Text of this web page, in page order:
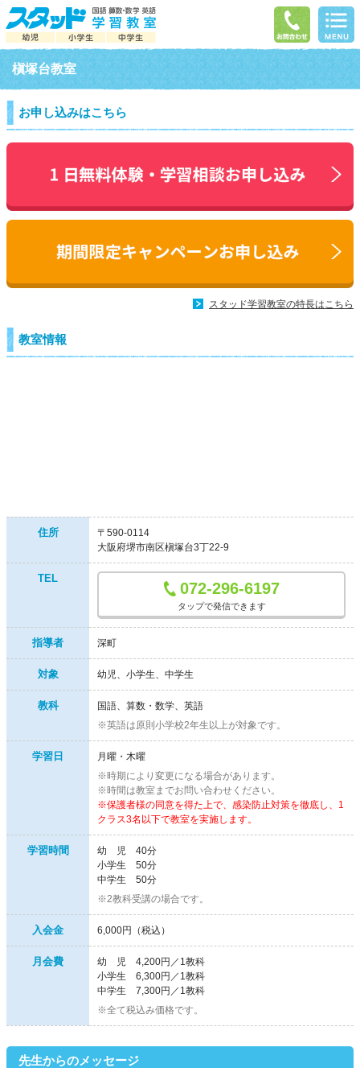
槇塚台教室
お申し込みはこちら
スタッド学習教室の特長はこちら
教室情報
住所
〒590-0114
大阪府堺市南区槇塚台3丁22-9
TEL
072-296-6197
タップで発信できます
指導者 深町
対象 幼児 小学生 中学生
教科
国語、算数・数学、英語
※英語は原則小学校2年生以上が対象です。
学習日
月曜・木曜
※時期により変更になる場合があります。
※時間は教室までお問い合わせください。
※保護者様の同意を得た上で、感染防止対策を徹底し、1
クラス3名以下で教室を実施します。
学習時間
幼 児 40分
小学生 50分
中学生 50分
※2教科受講の場合です。
入会金 6,000円（税込）
月会費
幼 児 4,200円／1教科
小学生 6,300円／1教科
中学生 7,300円／1教科
※全て税込み価格です。
先生からのメッセージ